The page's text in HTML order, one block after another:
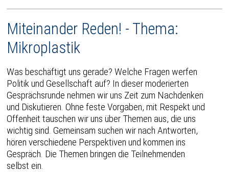
Miteinander Reden! - Thema:
Mikroplastik
Was beschäftigt uns gerade? Welche Fragen werfen
Politik und Gesellschaft auf? In dieser moderierten
Gesprächsrunde nehmen wir uns Zeit zum Nachdenken
und Diskutieren. Ohne feste Vorgaben, mit Respekt und
Offenheit tauschen wir uns über Themen aus, die uns
wichtig sind. Gemeinsam suchen wir nach Antworten,
hören verschiedene Perspektiven und kommen ins
Gespräch. Die Themen bringen die Teilnehmenden
selbst ein.